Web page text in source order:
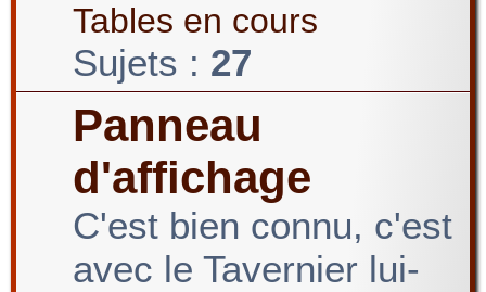
Tables en cours
Sujets : 27
Panneau
d'affichage
C'est bien connu, c'est
avec le Tavernier lui-